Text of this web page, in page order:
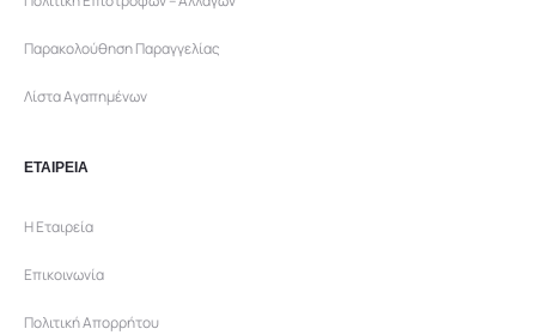
Παρακολούθηση Παραγγελίας
Λίστα Αγαπημένων
ΕΤΑΙΡΕΙΑ
Η Εταιρεία
Επικοινωνία
Πολιτική Απορρήτου